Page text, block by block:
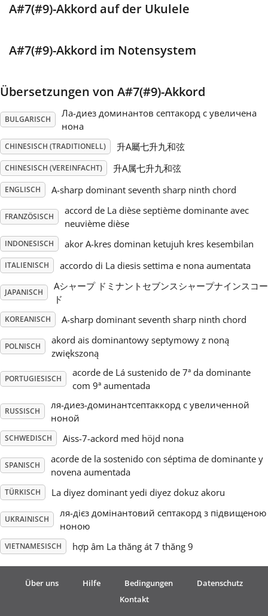
Русский
Svenska
Tiếng Việt
Türkçe
简体中文
A#7(#9)-Akkord auf der Ukulele
A#7(#9)-Akkord im Notensystem
Übersetzungen von A#7(#9)-Akkord
BULGARISCH
Ла-диез доминантов септакорд с увеличена
нона
CHINESISCH (TRADITIONELL) 升A屬七升九和弦
CHINESISCH (VEREINFACHT) 升A属七升九和弦
ENGLISCH A-sharp dominant seventh sharp ninth chord
FRANZÖSISCH
accord de La dièse septième dominante avec
neuvième dièse
INDONESISCH akor A-kres dominan ketujuh kres kesembilan
ITALIENISCH accordo di La diesis settima e nona aumentata
JAPANISCH
Aシャープ ドミナントセブンスシャープナインスコー
ド
KOREANISCH A-sharp dominant seventh sharp ninth chord
POLNISCH
akord ais dominantowy septymowy z noną
zwiększoną
PORTUGIESISCH
acorde de Lá sustenido de 7ª da dominante
com 9ª aumentada
RUSSISCH
ля-диез-доминантсептаккорд с увеличенной
ноной
SCHWEDISCH Aiss-7-ackord med höjd nona
SPANISCH
acorde de la sostenido con séptima de dominante y
novena aumentada
TÜRKISCH La diyez dominant yedi diyez dokuz akoru
UKRAINISCH
ля-дієз домінантовий септакорд з підвищеною
ноною
VIETNAMESISCH hợp âm La thăng át 7 thăng 9
Über uns Hilfe Bedingungen
Datenschutz
Kontakt